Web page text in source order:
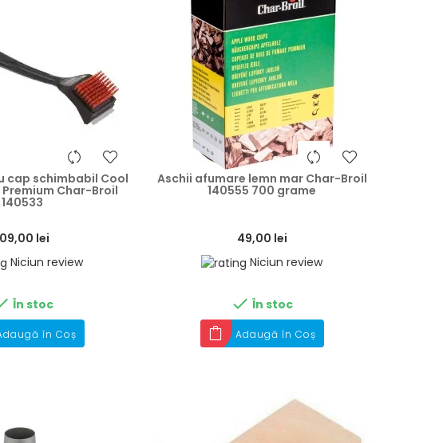
heart
cap schimbabil Cool
Char-Broil
140533
lei
Niciun review
În stoc
în Coș
heart
Aschii afumare lemn mar Char-Broil
140555 700 grame
49,00 lei
Niciun review
 În stoc
Adaugă în Coș